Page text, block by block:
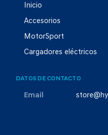
Inicio
Accesorios
MotorSport
Cargadores eléctricos
DATOS DE CONTACTO
Email